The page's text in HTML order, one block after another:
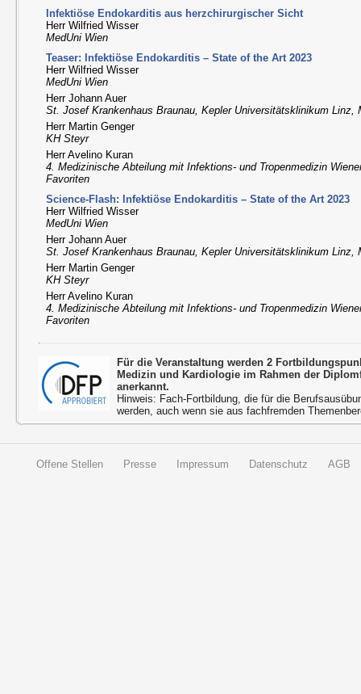
Infektiöse Endokarditis aus herzchirurgischer Sicht
Herr Wilfried Wisser
MedUni Wien
Teaser: Infektiöse Endokarditis – State of the Art 2023
Herr Wilfried Wisser
MedUni Wien
Herr Johann Auer
St. Josef Krankenhaus Braunau, Kepler Universitätsklinikum Linz,
Herr Martin Genger
KH Steyr
Herr Avelino Kuran
4. Medizinische Abteilung mit Infektions- und Tropenmedizin
Favoriten
Science-Flash: Infektiöse Endokarditis – State of the Art 2023
Herr Wilfried Wisser
MedUni Wien
Herr Johann Auer
St. Josef Krankenhaus Braunau, Kepler Universitätsklinikum Linz,
Herr Martin Genger
KH Steyr
Herr Avelino Kuran
4. Medizinische Abteilung mit Infektions- und Tropenmedizin
Favoriten
Für die Veranstaltung werden 2
Medizin und Kardiologie im Rahmen der
anerkannt.
Hinweis: Fach-Fortbildung, die für die
werden, auch wenn sie aus fachfremden
Offene Stellen Presse Impressum Datenschutz AGB